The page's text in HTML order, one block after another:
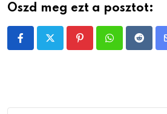
Oszd meg ezt a posztot:
PinterestWhatsappReddit